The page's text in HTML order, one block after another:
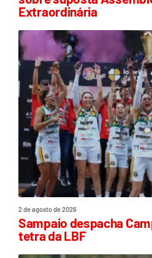
Extraordinária
2 de agosto de 2026
Sampaio despacha
tetra da LBF